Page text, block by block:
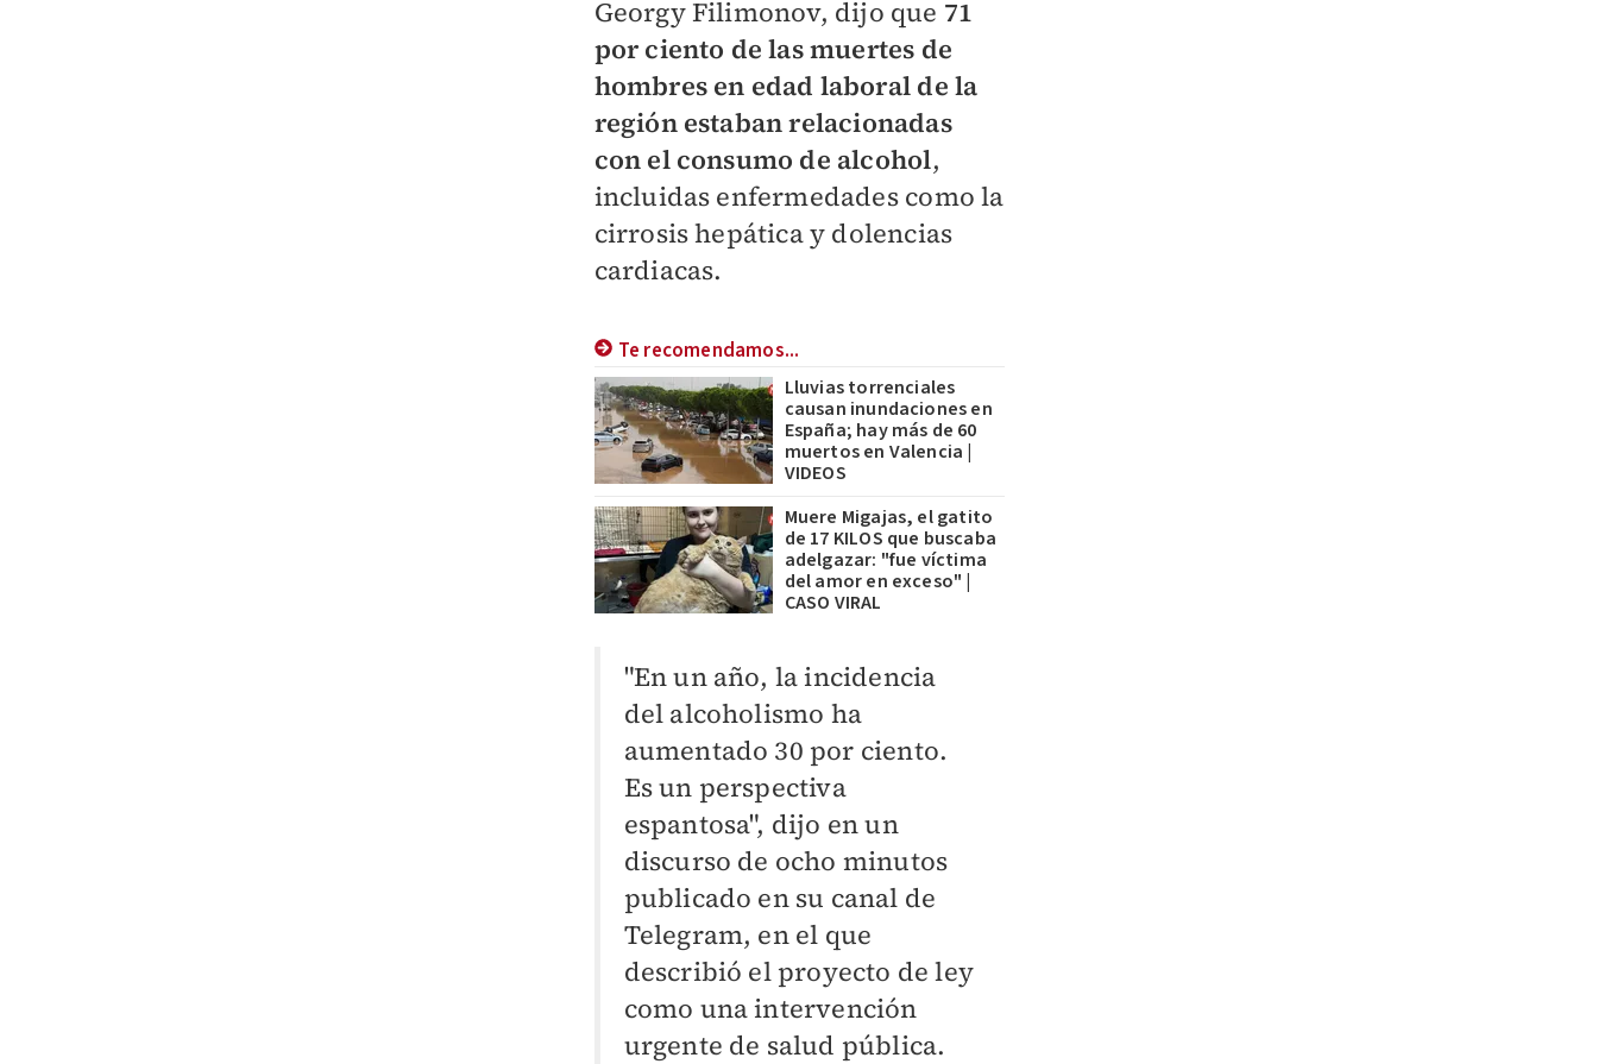
Georgy Filimonov, dijo que 71
por ciento de las muertes de
hombres en edad laboral de la
región estaban relacionadas
con el consumo de alcohol,
incluidas enfermedades como la
cirrosis hepática y dolencias
cardiacas.
Te recomendamos...
Lluvias torrenciales
causan inundaciones en
España; hay más de 60
muertos en Valencia |
VIDEOS
Muere Migajas, el gatito
de 17 KILOS que buscaba
adelgazar: "fue víctima
del amor en exceso" |
CASO VIRAL
"En un año, la incidencia
del alcoholismo ha
aumentado 30 por ciento.
Es un perspectiva
espantosa", dijo en un
discurso de ocho minutos
publicado en su canal de
Telegram, en el que
describió el proyecto de ley
como una intervención
urgente de salud pública.